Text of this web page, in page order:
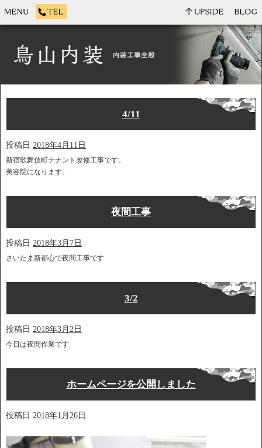
4/11
投稿日 2018年4月11日
新宿歌舞伎町テナント改修工事です。
美容院になります。
夜間工事
投稿日 2018年3月7日
さいたま新都心で夜間工事です
3/2
投稿日 2018年3月2日
今日は夜間作業です
ホームページを公開しました
投稿日 2018年1月26日